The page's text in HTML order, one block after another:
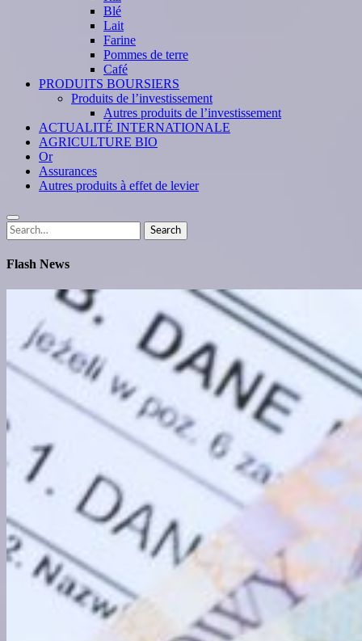
Blé
Lait
Farine
Pommes de terre
Café
PRODUITS BOURSIERS
Produits de l’investissement
Autres produits de l’investissement
ACTUALITÉ INTERNATIONALE
AGRICULTURE BIO
Or
Assurances
Autres produits à effet de levier
Search
for:
Search
Flash News